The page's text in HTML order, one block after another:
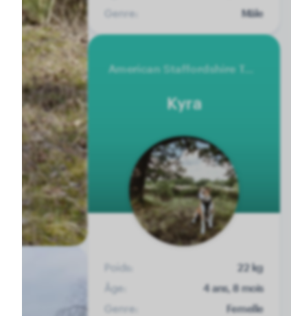
Genre:
Mâle
Kyra
Poids:
22 kg
Âge:
4 ans, 8 mois
Genre:
Femelle